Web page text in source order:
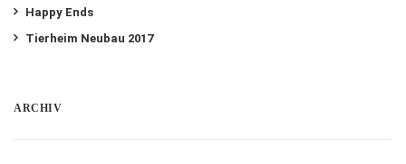
Happy Ends
Tierheim Neubau 2017
ARCHIV